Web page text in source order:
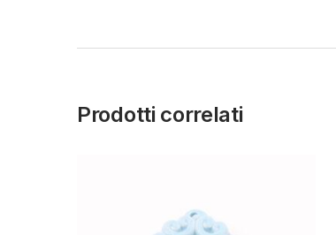
Prodotti correlati